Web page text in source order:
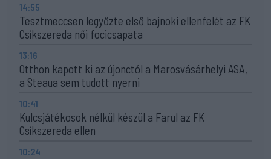
14:55
Tesztmeccsen legyőzte első bajnoki ellenfelét az FK
Csíkszereda női focicsapata
13:16
Otthon kapott ki az újonctól a Marosvásárhelyi ASA,
a Steaua sem tudott nyerni
10:41
Kulcsjátékosok nélkül készül a Farul az FK
Csíkszereda ellen
10:24